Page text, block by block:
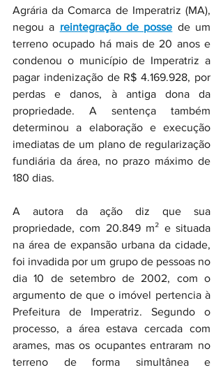
Agrária da Comarca de Imperatriz (MA),
negou a reintegração de posse de um
terreno ocupado há mais de 20 anos e
condenou o município de Imperatriz a
pagar indenização de R$ 4.169.928, por
perdas e danos, à antiga dona da
propriedade. A sentença também
determinou a elaboração e execução
imediatas de um plano de regularização
fundiária da área, no prazo máximo de
180 dias.
A autora da ação diz que sua
propriedade, com 20.849 m² e situada
na área de expansão urbana da cidade,
foi invadida por um grupo de pessoas no
dia 10 de setembro de 2002, com o
argumento de que o imóvel pertencia à
Prefeitura de Imperatriz. Segundo o
processo, a área estava cercada com
arames, mas os ocupantes entraram no
terreno de forma simultânea e